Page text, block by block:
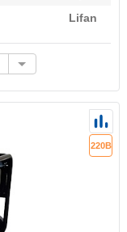
Lifan
220В